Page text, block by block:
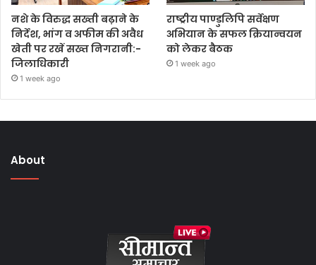
नशे के विरुद्ध सख्ती बढ़ाने के
निर्देश, भांग व अफीम की अवैध
खेती पर रखें सख्त निगरानी:-
जिलाधिकारी
1 week ago
राष्ट्रीय पाण्डुलिपि सर्वेक्षण
अभियान के सफल क्रियान्वयन
को लेकर बैठक
1 week ago
About